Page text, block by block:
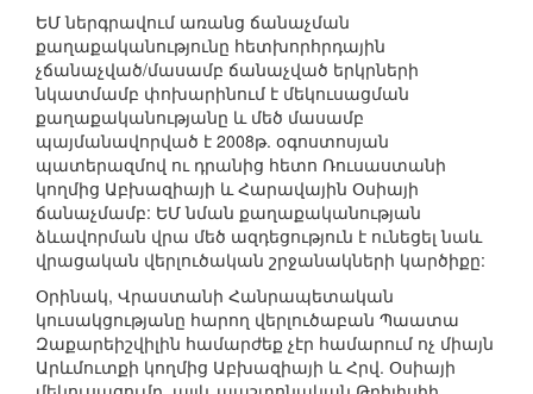
ԵՄ ներգրավում առանց ճանաչման
քաղաքականությունը հետխորհրդային
չճանաչված/մասամբ ճանաչված երկրների
նկատմամբ փոխարինում է մեկուսացման
քաղաքականությանը և մեծ մասամբ
պայմանավորված է 2008թ. օգոստոսյան
պատերազմով ու դրանից հետո Ռուսաստանի
կողմից Աբխազիայի և Հարավային Օսիայի
ճանաչմամբ: ԵՄ նման քաղաքականության
ձևավորման վրա մեծ ազդեցություն է ունեցել նաև
վրացական վերլուծական շրջանակների կարծիքը:
Օրինակ, Վրաստանի Հանրապետական
կուսակցությանը հարող վերլուծաբան Պաատա
Զաքարեիշվիլին համարժեք չէր համարում ոչ միայն
Արևմուտքի կողմից Աբխազիայի և Հրվ. Օսիայի